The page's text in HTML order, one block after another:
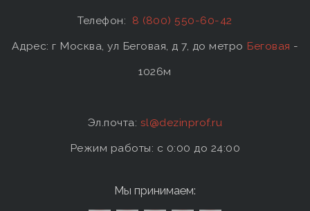
Телефон: 8 (800) 550-60-42
Адрес: г Москва, ул Беговая, д 7, до метро Беговая -
1026м
Эл.почта: sl@dezinprof.ru
Режим работы: c 0:00 до 24:00
Мы принимаем: